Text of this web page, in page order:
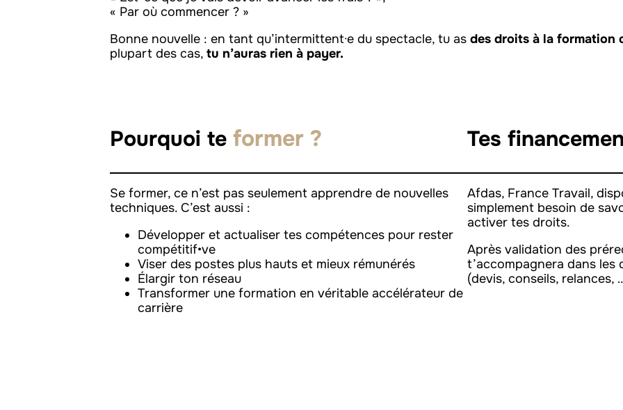
« Par où commencer ? »
Bonne nouvelle : en tant qu’intermittent·e du spectacle, tu as des droits à la formation
plupart des cas, tu n’auras rien à payer.
Pourquoi te former ?
Se former, ce n’est pas seulement apprendre de nouvelles
techniques. C’est aussi :
Développer et actualiser tes compétences pour rester
compétitif•ve
Viser des postes plus hauts et mieux rémunérés
Élargir ton réseau
Transformer une formation en véritable accélérateur de
carrière
Tes
Afdas, France Travail,
simplement besoin de
activer tes droits.
Après validation des
t’accompagnera dans
(devis, conseils, relances,